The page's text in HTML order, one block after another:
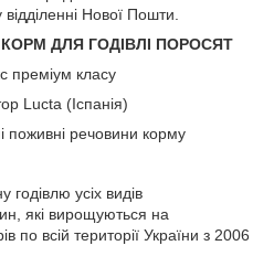
Нової Пошти.
КОРМ ДЛЯ ГОДІВЛІ ПОРОСЯТ
преміум класу
Lucta (Іспанія)
поживні речовини корму
годівлю усіх видів
які вирощуються на
по всій території України з 2006